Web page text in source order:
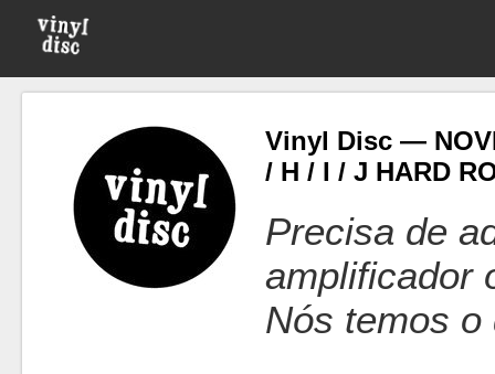
Vinyl Disc —
/ H / I / J HARD
Precisa de
amplificador
Nós temos o